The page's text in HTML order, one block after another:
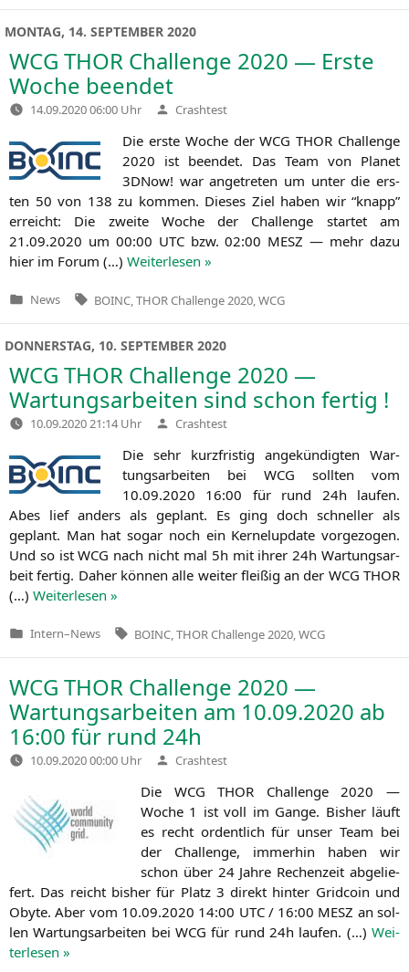
MONTAG, 14. SEPTEMBER 2020
WCG THOR Challenge 2020 — Erste
Woche beendet
14.09.2020 06:00 Uhr Verfasst
von
Crashtest
Die ers­te Woche derWCG THOR Chall­enge
2020 ist been­det. Das Team von Pla­net
3DNow! war ange­tre­ten um unter die ers­
ten 50 von 138 zu kom­men. Die­ses Ziel haben wir “knapp”
erreicht: Die zwei­te Woche der Chall­enge star­tet am
21.09.2020 um 00:00 UTCbzw. 02:00 MESZ — mehr dazu
hier im Forum (…) Wei­ter­le­sen »
Veröffentlicht
News Tags:
BOINC THOR Challenge 2020 WCG
DONNERSTAG, 10. SEPTEMBER 2020
WCG THOR Challenge 2020 —
Wartungsarbeiten sind schon fertig !
10.09.2020 21:14 Uhr Verfasst
von
Crashtest
Die sehr kurz­fris­tig ange­kün­dig­ten War­
tungs­ar­bei­ten bei WCG soll­ten vom
10.09.2020 16:00 für rund 24h lau­fen.
Abes lief anders als geplant. Es ging doch schnel­ler als
geplant. Man hat sogar noch ein Ker­ne­l­up­date vor­ge­zo­gen.
Und so istWCG nach nicht mal 5h mit ihrer 24h War­tungs­ar­
beit fer­tig. Daher kön­nen alle wei­ter flei­ßig an der WCG THOR
(…) Wei­ter­le­sen »
Veröffentlicht
Intern–News Tags:
BOINC THOR Challenge 2020 WCG
WCG THOR Challenge 2020 —
Wartungsarbeiten am 10.09.2020 ab
16:00 für rund 24h
10.09.2020 00:00 Uhr Verfasst
von
Crashtest
Die WCG THOR Chall­enge 2020 —
Woche 1 ist voll im Gan­ge. Bis­her läuft
es recht ordent­lich für unser Team bei
der Chall­enge, immer­hin haben wir
schon über 24 Jah­re Rechen­zeit abge­lie­
fert. Das reicht bis­her für Platz 3 direkt hin­ter Grid­co­in und
Obyte. Aber vom 10.09.2020 14:00 UTC/ 16:00 MESZ an sol­
len War­tungs­ar­bei­ten bei WCG für rund 24h lau­fen. (…) Wei­
ter­le­sen »